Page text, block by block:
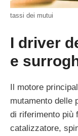
tassi dei mutui
I driver
e
Il motore
mutamento delle
di riferimento più
catalizzatore,